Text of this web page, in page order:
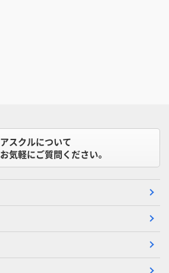
アスクルについて
お気軽にご質問ください。